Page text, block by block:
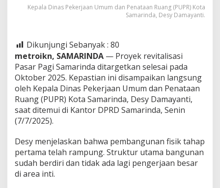
Kepala Dinas Pekerjaan Umum dan Penataan Ruang (PUPR) Kota
Samarinda, Desy Damayanti.
Dikunjungi Sebanyak : 80
metroikn, SAMARINDA — Proyek revitalisasi
Pasar Pagi Samarinda ditargetkan selesai pada
Oktober 2025. Kepastian ini disampaikan langsung
oleh Kepala Dinas Pekerjaan Umum dan Penataan
Ruang (PUPR) Kota Samarinda, Desy Damayanti,
saat ditemui di Kantor DPRD Samarinda, Senin
(7/7/2025).
Desy menjelaskan bahwa pembangunan fisik tahap
pertama telah rampung. Struktur utama bangunan
sudah berdiri dan tidak ada lagi pengerjaan besar
di area inti.